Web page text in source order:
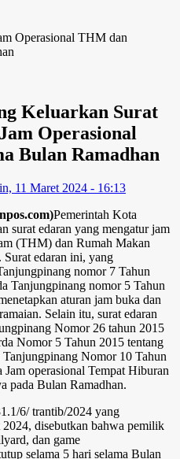
Operasional THM dan
Keluarkan Surat
Operasional
Bulan Ramadhan
11 Maret 2024 - 16:13
Pemerintah Kota
surat edaran yang mengatur jam
(THM) dan Rumah Makan
edaran ini, yang
nomor 7 Tahun
Tanjungpinang nomor 5 Tahun
aturan jam buka dan
Selain itu, surat edaran
Nomor 26 tahun 2015
Nomor 5 Tahun 2015 tentang
Nomor 10 Tahun
operasional Tempat Hiburan
pada Bulan Ramadhan.
6/ trantib/2024 yang
disebutkan bahwa pemilik
dan game
selama 5 hari selama Bulan